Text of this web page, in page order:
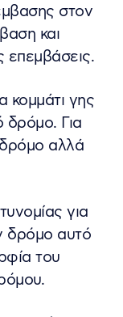
στον
και
επεμβάσεις.
κομμάτι γης
δρόμο. Για
δρόμο αλλά
για
δρόμο αυτό
του